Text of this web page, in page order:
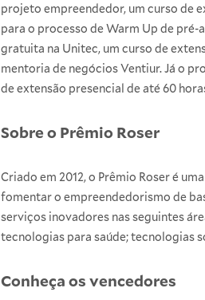
projeto empreendedor, um curso de
para o processo de Warm Up de pré-
gratuita na Unitec, um curso de
mentoria de negócios Ventiur. Já o
de extensão presencial de até 60
Sobre o Prêmio Roser
Criado em 2012, o Prêmio Roser é
fomentar o empreendedorismo de
serviços inovadores nas seguintes
tecnologias para saúde; tecnologias
Conheça os vencedores